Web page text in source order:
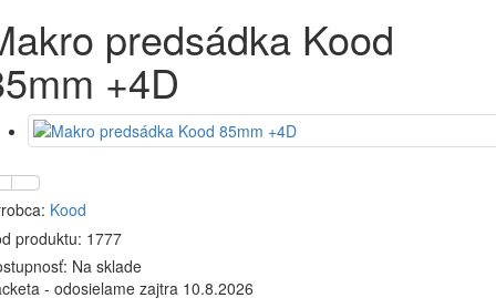
predsádka Kood
+4D
Kood
produktu: 1777
Na sklade
- odosielame zajtra 10.8.2026